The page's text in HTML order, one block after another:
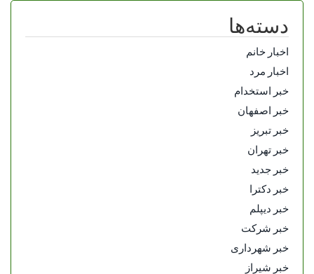
دسته‌ها
اخبار خانم
اخبار مرد
خبر استخدام
خبر اصفهان
خبر تبریز
خبر تهران
خبر جدید
خبر دکترا
خبر دیپلم
خبر شرکت
خبر شهرداری
خبر شیراز